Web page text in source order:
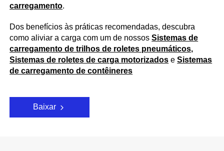
carregamento.
Dos benefícios às práticas recomendadas, descubra
como aliviar a carga com um de nossosSistemas de
carregamento de trilhos de roletes pneumáticos,
Sistemas de roletes de carga motorizados eSistemas
de carregamento de contêineres
Baixar